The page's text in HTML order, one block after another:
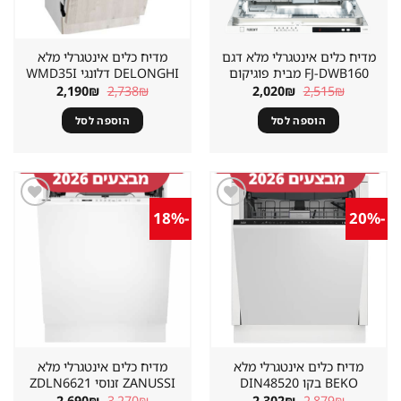
מדיח כלים אינטגרלי מלא דגם
FJ-DWB160 מבית פוגיקום
2,515₪ המחיר
המקורי
היה:
2,515₪.
2,020₪ המחיר
הוספה לסל
מדיח כלים אינטגרלי מלא
DELONGHI דלונגי WMD35I
2,738₪ המחיר
המקורי
היה:
2,738₪.
2,190₪ המחיר
הוספה לסל
-20%
מדיח כלים אינטגרלי מלא
BEKO בקו DIN48520
-18%
מדיח כלים אינטגרלי מלא
ZANUSSI זנוסי ZDLN6621